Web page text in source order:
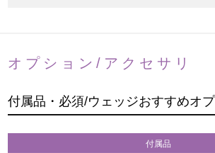
オプション/アクセサリ
付属品・必須/ウェッジおすすめオ
付属品